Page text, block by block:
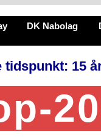
DK Nabolag
tidspunkt: 15
20